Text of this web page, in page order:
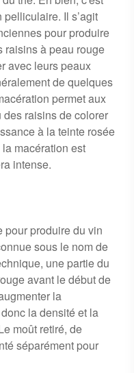
Il s’agit
pour produire
raisins à peau rouge
avec leurs peaux
de quelques
permet aux
raisins de colorer
à la teinte rosée
macération est
intense.
pour produire du vin
sous le nom de
une partie du
avant le début de
la
la densité et la
moût retiré, de
séparément pour